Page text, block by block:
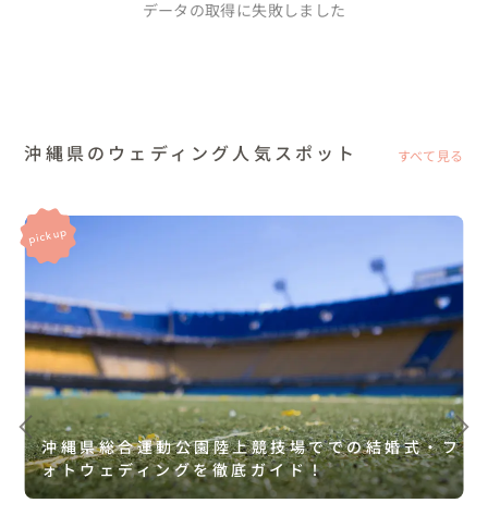
データの取得に失敗しました
沖縄県のウェディング人気スポット すべて見る
沖縄県総合運動公園陸上競技場ででの結婚式・フ
ォトウェディングを徹底ガイド！